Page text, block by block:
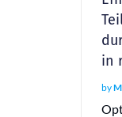
in
by